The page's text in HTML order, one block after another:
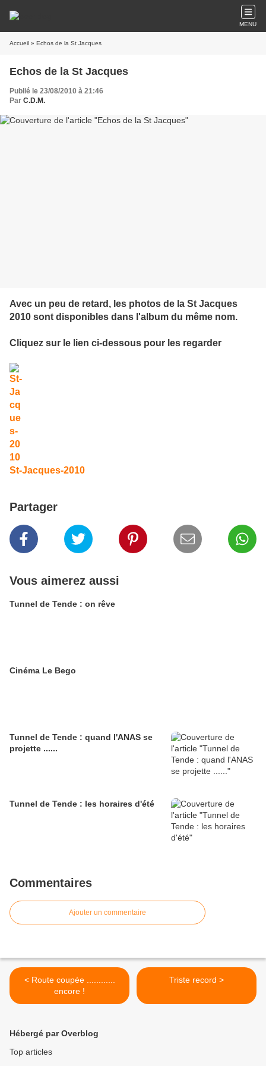
MENU
Accueil » Echos de la St Jacques
Echos de la St Jacques
Publié le 23/08/2010 à 21:46
Par C.D.M.
Avec un peu de retard, les photos de la St Jacques
2010 sont disponibles dans l'album du même nom.
Cliquez sur le lien ci-dessous pour les regarder
St-Jacques-2010
Partager
Vous aimerez aussi
Tunnel de Tende : on rêve
Cinéma Le Bego
Tunnel de Tende : quand l'ANAS se
projette ......
Tunnel de Tende : les horaires d'été
Commentaires
Ajouter un commentaire
< Route coupée ............
encore !
Triste record >
Hébergé par Overblog
Top articles